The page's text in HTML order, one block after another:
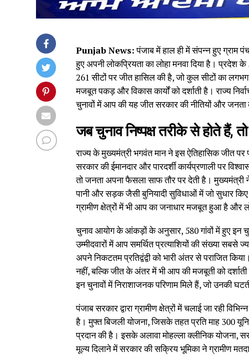
Punjab News:पंजाब में हाल ही में संपन्न हुए ग्राम
हुए अपनी लोकप्रियता का लोहा मनवा दिया है। प्रदेश
261 सीटों पर जीत हासिल की है, जो कुल सीटों का
मजबूत पकड़ और विकास कार्यों को दर्शाती है। राज्य
चुनावों में आप की यह जीत सरकार की नीतियों और जनता
जब चुनाव निष्पक्ष तरीके से होते हैं,
राज्य के मुख्यमंत्री भगवंत मान ने इस ऐतिहासिक जीत
सरकार की ईमानदार और पारदर्शी कार्यप्रणाली पर
तो जनता अपना फैसला साफ तौर पर देती है। मुख्यमंत्री ने
पानी और सड़क जैसी बुनियादी सुविधाओं में जो सुधार
ग्रामीण क्षेत्रों में भी आप का जनाधार मजबूत हुआ है और
चुनाव आयोग के आंकड़ों के अनुसार, 580 गांवों में हुए इन
उम्मीदवारों में आप समर्थित प्रत्याशियों की संख्या सबसे
अपने निकटतम प्रतिद्वंद्वी को भारी अंतर से पराजित
नहीं, बल्कि जीत के अंतर में भी आप की मजबूती को
इन चुनावों में निराशाजनक परिणाम मिले हैं, जो उनकी
पंजाब सरकार द्वारा ग्रामीण क्षेत्रों में चलाई जा रही
है। मुफ्त बिजली योजना, जिसके तहत प्रति माह 300
प्रदान की है। इसके अलावा मोहल्ला क्लीनिक योजना,
मूल्य दिलाने में सरकार की सक्रिय भूमिका ने ग्रामीण